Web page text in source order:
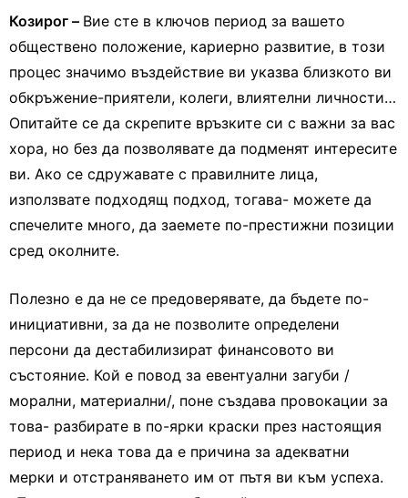
Козирог – Вие сте в ключов период за вашето
обществено положение, кариерно развитие, в този
процес значимо въздействие ви указва близкото ви
обкръжение-приятели, колеги, влиятелни личности…
Опитайте се да скрепите връзките си с важни за вас
хора, но без да позволявате да подменят интересите
ви. Ако се сдружавате с правилните лица,
използвате подходящ подход, тогава- можете да
спечелите много, да заемете по-престижни позиции
сред околните.
Полезно е да не се предоверявате, да бъдете по-
инициативни, за да не позволите определени
персони да дестабилизират финансовото ви
състояние. Кой е повод за евентуални загуби /
морални, материални/, поне създава провокации за
това- разбирате в по-ярки краски през настоящия
период и нека това да е причина за адекватни
мерки и отстраняването им от пътя ви към успеха.